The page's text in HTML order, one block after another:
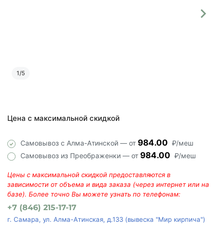
1/5
Цена с максимальной скидкой
Самовывоз с Алма-Атинской — от 984.00 ₽/меш
Самовывоз из Преображенки — от 984.00 ₽/меш
Цены с максимальной скидкой предоставляются в
зависимости от объема и вида заказа (через интернет или на
базе). Более точно Вы можете узнать по телефонам:
+7 (846) 215-17-17
г. Самара, ул. Алма-Атинская, д.133 (вывеска "Мир кирпича")